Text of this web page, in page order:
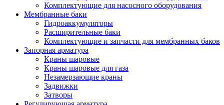
Комплектующие для насосного оборудования
Мембранные баки
Гидроаккумуляторы
Расширительные баки
Комплектующие и запчасти для мембранных баков
Запорная арматура
Краны шаровые
Краны шаровые для газа
Незамерзающие краны
Задвижки
Затворы